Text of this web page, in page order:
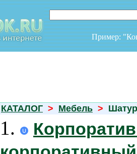
Пример:
КАТАЛОГ > Мебель >
1.